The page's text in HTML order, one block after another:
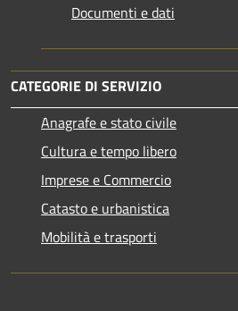
Documenti e dati
CATEGORIE DI SERVIZIO
Anagrafe e stato civile
Cultura e tempo libero
Imprese e Commercio
Catasto e urbanistica
Mobilità e trasporti